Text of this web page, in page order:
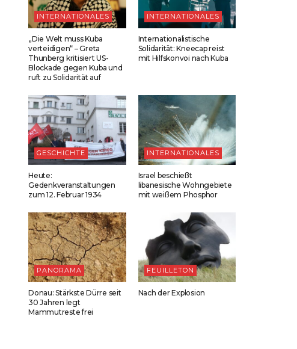
INTERNATIONALES
„Die Welt muss Kuba
verteidigen“ – Greta
Thunberg kritisiert US-
Blockade gegen Kuba und
ruft zu Solidarität auf
INTERNATIONALES
Internationalistische
Solidarität: Kneecap reist
mit Hilfskonvoi nach Kuba
GESCHICHTE
Heute:
Gedenkveranstaltungen
zum 12. Februar 1934
INTERNATIONALES
Israel beschießt
libanesische Wohngebiete
mit weißem Phosphor
PANORAMA
Donau: Stärkste Dürre seit
30 Jahren legt
Mammutreste frei
FEUILLETON
Nach der Explosion